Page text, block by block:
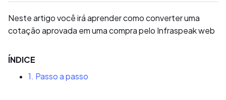
Neste artigo você irá aprender como converter uma
cotação aprovada em uma compra pelo Infraspeak web
ÍNDICE
1. Passo a passo